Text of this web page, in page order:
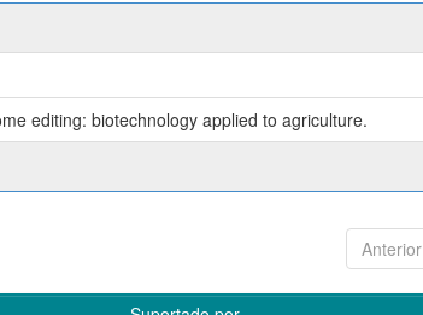
editing: biotechnology applied to agriculture.
Anterior